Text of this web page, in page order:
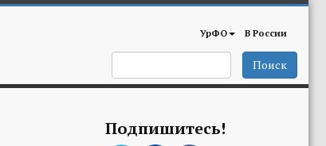
УрФО В России
Поиск
Подпишитесь!